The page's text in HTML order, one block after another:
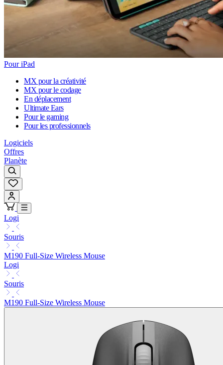
Pour iPad
MX pour la créativité
MX pour le codage
En déplacement
Ultimate Ears
Pour le gaming
Pour les professionnels
Logiciels
Offres
Planète
Logi
Souris
M190 Full-Size Wireless Mouse
Logi
Souris
M190 Full-Size Wireless Mouse